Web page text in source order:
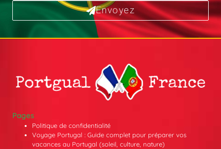
Envoyez
Pages
Politique de confidentialité
Voyage Portugal : Guide complet pour préparer vos
vacances au Portugal (soleil, culture, nature)